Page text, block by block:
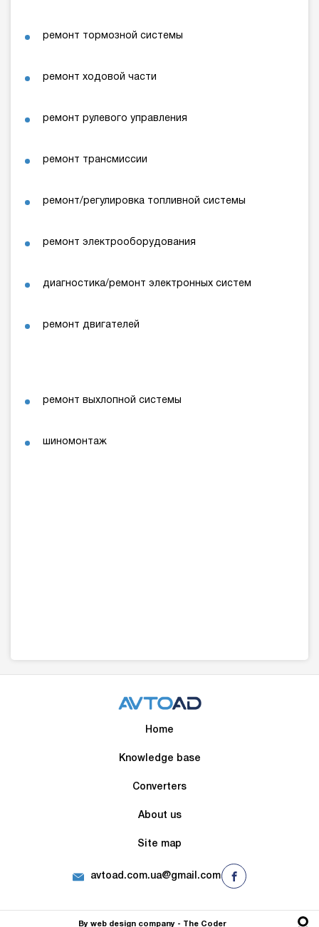
ремонт тормозной системы
ремонт ходовой части
ремонт рулевого управления
ремонт трансмиссии
ремонт/регулировка топливной системы
ремонт электрооборудования
диагностика/ремонт электронных систем
ремонт двигателей
ремонт выхлопной системы
шиномонтаж
Home
Knowledge base
Converters
About us
Site map
avtoad.com.ua@gmail.com
By web design company - The Сoder